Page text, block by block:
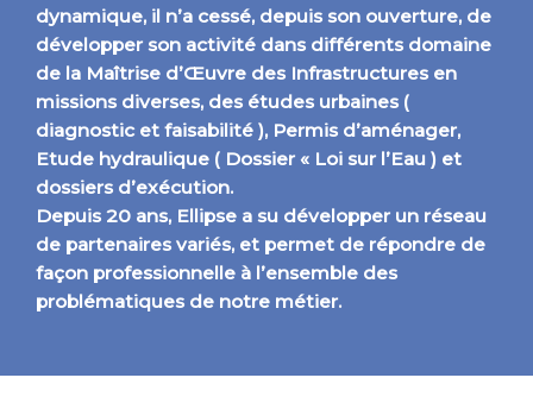
dynamique, il n’a cessé, depuis son ouverture, de
développer son activité dans différents domaine
de la Maîtrise d’Œuvre des Infrastructures en
missions diverses, des études urbaines (
diagnostic et faisabilité ), Permis d’aménager,
Etude hydraulique ( Dossier « Loi sur l’Eau ) et
dossiers d’exécution.
Depuis 20 ans, Ellipse a su développer un réseau
de partenaires variés, et permet de répondre de
façon professionnelle à l’ensemble des
problématiques de notre métier.